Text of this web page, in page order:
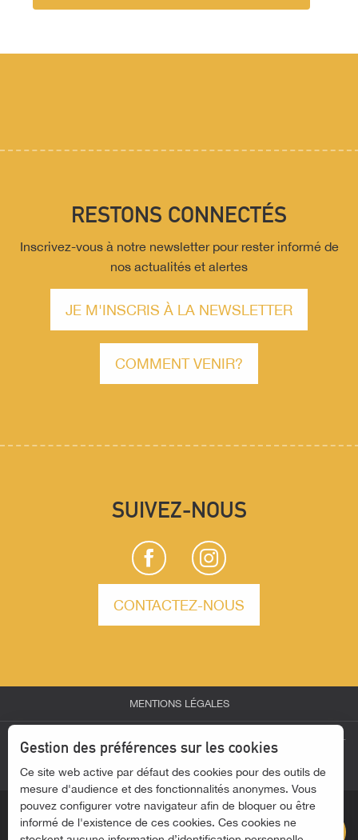
Description
Contacter par
RESTONS CONNECTÉS
Inscrivez-vous à notre newsletter pour rester informé de
nos actualités et alertes
JE M'INSCRIS À LA NEWSLETTER
COMMENT VENIR?
SUIVEZ-NOUS
CONTACTEZ-NOUS
MENTIONS LÉGALES
-
ACTUALITÉS - ACCESSIBILITÉ - SITE NON CONFORME
Gestion des préférences sur les cookies
Ce site web active par défaut des cookies pour des outils de
mesure d'audience et des fonctionnalités anonymes. Vous
pouvez configurer votre navigateur afin de bloquer ou être
informé de l'existence de ces cookies. Ces cookies ne